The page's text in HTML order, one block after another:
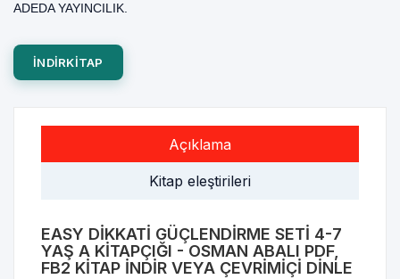
ADEDA YAYINCILIK.
INDIRKITAP
Açıklama
Kitap eleştirileri
EASY DIKKATI GÜÇLENDIRME SETI 4-7
YAŞ A KITAPÇIĞI - OSMAN ABALI PDF,
FB2 KITAP INDIR VEYA ÇEVRIMIÇI DINLE